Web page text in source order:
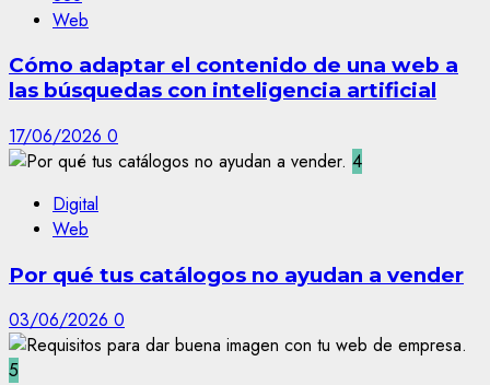
Web
Cómo adaptar el contenido de una web a
las búsquedas con inteligencia artificial
17/06/2026 0
4
Digital
Web
Por qué tus catálogos no ayudan a vender
03/06/2026 0
5